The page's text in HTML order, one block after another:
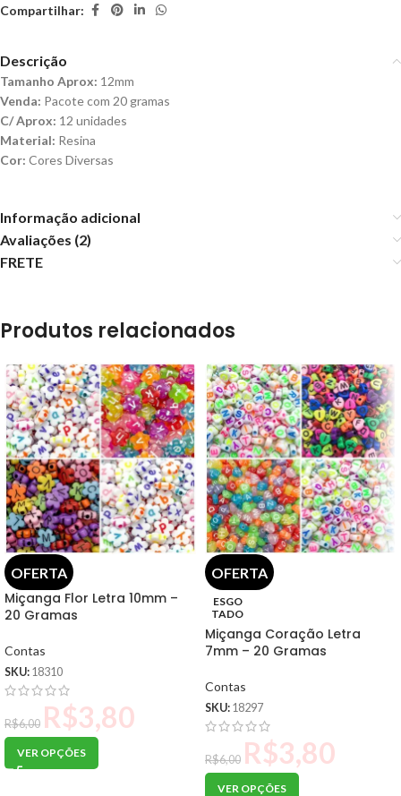
Compartilhar:
Descrição
Tamanho Aprox: 12mm
Venda: Pacote com 20 gramas
C/ Aprox: 12 unidades
Material: Resina
Cor: Cores Diversas
Informação adicional
Avaliações (2)
FRETE
Produtos relacionados
OFERTA
Miçanga Flor Letra 10mm –
20 Gramas
Contas
SKU: 18310
R$6,00 R$3,80
VER OPÇÕES
OFERTA
ESGO
TADO
Miçanga Coração Letra
7mm – 20 Gramas
Contas
SKU: 18297
R$6,00 R$3,80
VER OPÇÕES